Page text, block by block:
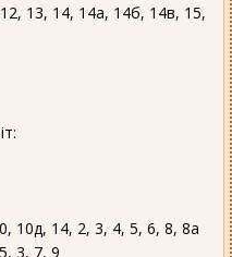
13, 14, 14а, 14б, 14в, 15,
10д, 14, 2, 3, 4, 5, 6, 8, 8а
3, 7, 9